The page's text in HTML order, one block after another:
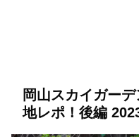
岡山スカイガー
地レポ！後編